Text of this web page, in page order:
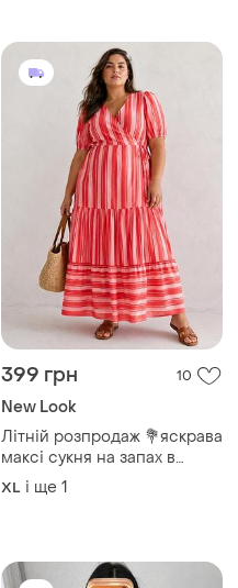
399 грн 10
New Look
Літній розпродаж 💐яскрава
максі сукня на запах в
смужку new look
XL і ще 1